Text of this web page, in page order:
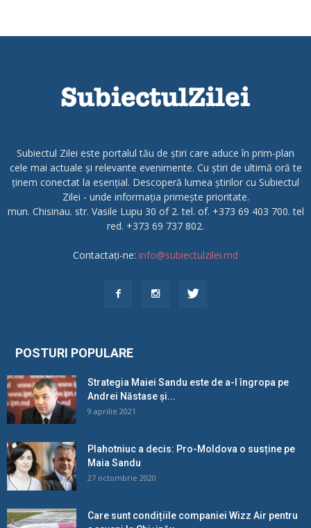
Subiectul Zilei este portalul tău de știri care aduce în prim-plan
cele mai actuale și relevante evenimente. Cu știri de ultimă oră te
ținem conectat la esențial. Descoperă lumea știrilor cu Subiectul
Zilei - unde informația primește prioritate.
mun. Chisinau. str. Vasile Lupu 30 of 2. tel. of. +373 69 403 700. tel
red. +373 69 737 802.
Contactați-ne: info@subiectulzilei.md
POSTURI POPULARE
Strategia Maiei Sandu este de a-l îngropa pe
Andrei Năstase și...
9 aprilie 2021
Plahotniuc a decis: Pro-Moldova o susține pe
Maia Sandu
27 octombrie 2020
Care sunt condițiile companiei Wizz Air pentru